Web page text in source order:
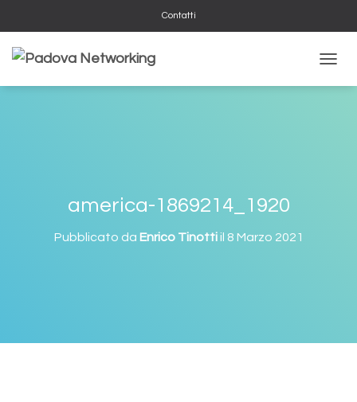
Contatti
america-1869214_1920
Pubblicato da Enrico Tinottiil 8 Marzo 2021